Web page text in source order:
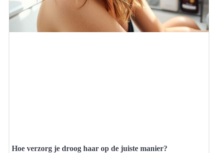
Hoe verzorg je droog haar op de juiste manier?